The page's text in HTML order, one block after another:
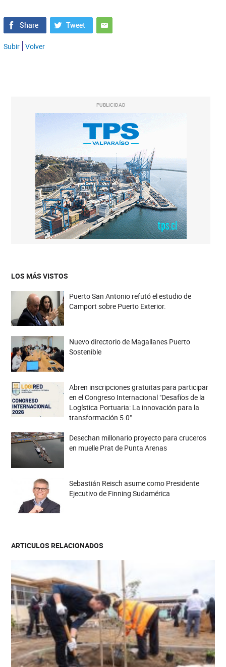
Subir Volver
PUBLICIDAD
LOS MÁS VISTOS
Puerto San Antonio refutó el estudio de
Camport sobre Puerto Exterior.
Nuevo directorio de Magallanes Puerto
Sostenible
Abren inscripciones gratuitas para participar
en el Congreso Internacional "Desafíos de la
Logística Portuaria: La innovación para la
transformación 5.0"
Desechan millonario proyecto para cruceros
en muelle Prat de Punta Arenas
Sebastián Reisch asume como Presidente
Ejecutivo de Finning Sudamérica
ARTICULOS RELACIONADOS